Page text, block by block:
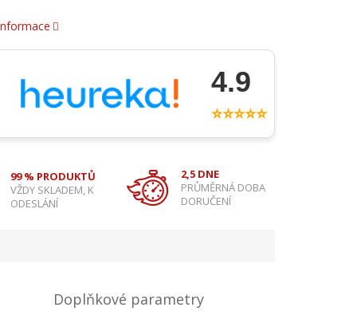
4.9
⭐⭐⭐⭐⭐
99 % PRODUKTŮ
VŽDY SKLADEM, K
ODESLÁNÍ
2,5 DNE
PRŮMĚRNÁ DOBA
DORUČENÍ
Doplňkové parametry